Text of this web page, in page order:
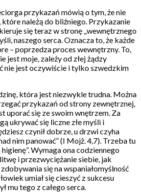
przykazań mówią o tym, że nie
należą do bliźniego. Przykazanie
się teraz w stronę „wewnętrznego
naszego serca. Oznacza to, że każde
– poprzedza proces wewnętrzny. To,
jest moje, zależy od złej żądzy
nie jest oczywiście i tylko szwedzkim
która jest niezwykle trudna. Można
przykazań od strony zewnętrznej,
uporać się ze swoim wnętrzem. Za
ukrywać się liczne złe myśli i
czynił dobrze, u drzwi czyha
nim panować” (I Mojż. 4,7). Trzeba tu
Wymaga ona codziennego
i przezwyciężanie siebie, jak
się na wspaniałomyślność
umiał się cieszyć z sukcesu
mu tego z całego serca.